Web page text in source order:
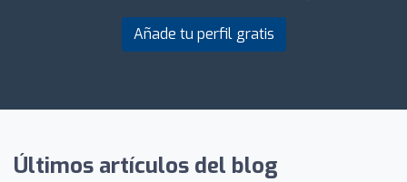
Añade tu perfil gratis
Últimos artículos del blog